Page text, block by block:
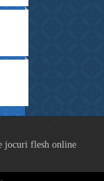
jocuri flesh online